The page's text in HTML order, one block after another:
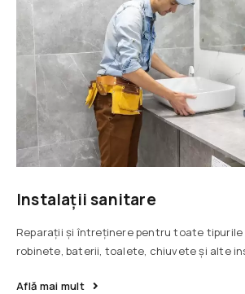
Instalații sanitare
Reparații și întreținere pentru toate
robinete, baterii, toalete, chiuvete și alte
Află mai mult